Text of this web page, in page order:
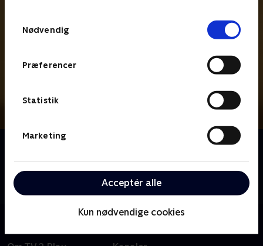
Nødvendig
Præferencer
Statistik
Marketing
Acceptér alle
Kun nødvendige cookies
fortsættelse af de otte film med hele det oprindelige
cast.